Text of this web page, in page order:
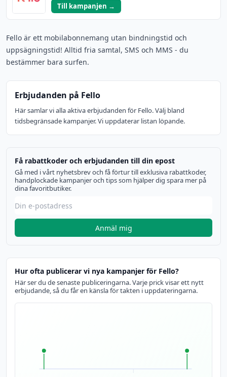
Till kampanjen →
Fello är ett mobilabonnemang utan bindningstid och
uppsägningstid! Alltid fria samtal, SMS och MMS - du
bestämmer bara surfen.
Erbjudanden på Fello
Här samlar vi alla aktiva erbjudanden för Fello. Välj bland
tidsbegränsade kampanjer. Vi uppdaterar listan löpande.
Få rabattkoder och erbjudanden till din epost
Gå med i vårt nyhetsbrev och få förtur till exklusiva rabattkoder,
handplockade kampanjer och tips som hjälper dig spara mer på
dina favoritbutiker.
Anmäl mig
Hur ofta publicerar vi nya kampanjer för Fello?
Här ser du de senaste publiceringarna. Varje prick visar ett nytt
erbjudande, så du får en känsla för takten i uppdateringarna.